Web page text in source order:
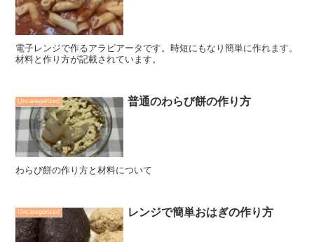
電子レンジで作るアラビアータです。時短にもなり簡単に作れます。
材料と作り方が記載されています。
Uncategorized 普通のわらび餅の作り方
わらび餅の作り方と材料について
Uncategorized レンジで簡単おはぎの作り方